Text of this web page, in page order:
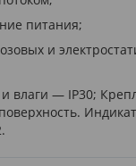
питания;
и
влаги — IP30;